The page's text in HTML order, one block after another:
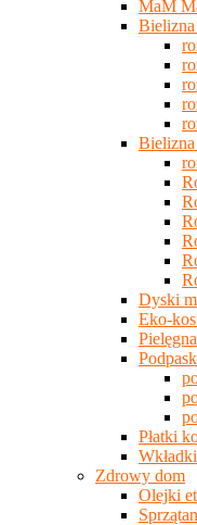
MaM
Bielizna
Bielizna
Dyski
Eko-
Płatki
Zdrowy dom
Olejki